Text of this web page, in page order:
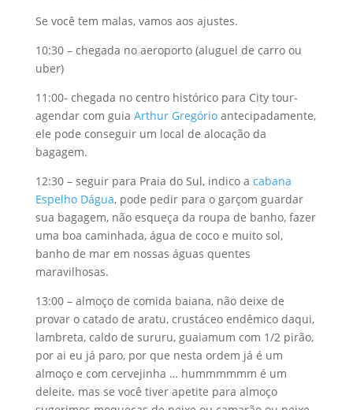
Se você tem malas, vamos aos ajustes.
10:30 – chegada no aeroporto (aluguel de carro ou
uber)
11:00- chegada no centro histórico para City tour-
agendar com guia Arthur Gregórioantecipadamente,
ele pode conseguir um local de alocação da
bagagem.
12:30 – seguir para Praia do Sul, indico a cabana
Espelho Dágua, pode pedir para o garçom guardar
sua bagagem, não esqueça da roupa de banho, fazer
uma boa caminhada, água de coco e muito sol,
banho de mar em nossas águas quentes
maravilhosas.
13:00 – almoço de comida baiana, não deixe de
provar o catado de aratu, crustáceo endêmico daqui,
lambreta, caldo de sururu, guaiamum com 1/2 pirão,
por ai eu já paro, por que nesta ordem já é um
almoço e com cervejinha … hummmmmm é um
deleite. mas se você tiver apetite para almoço